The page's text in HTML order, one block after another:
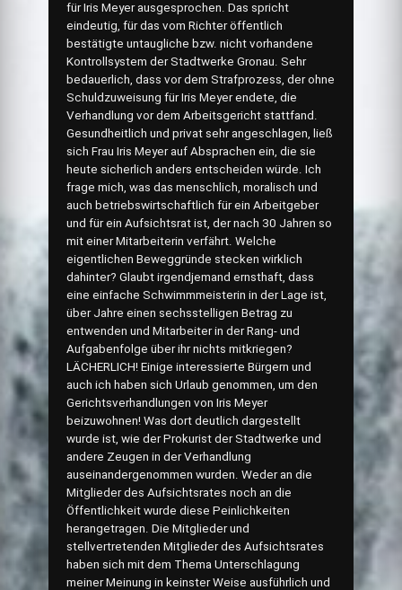
für Iris Meyer ausgesprochen. Das spricht
eindeutig, für das vom Richter öffentlich
bestätigte untaugliche bzw. nicht vorhandene
Kontrollsystem der Stadtwerke Gronau. Sehr
bedauerlich, dass vor dem Strafprozess, der ohne
Schuldzuweisung für Iris Meyer endete, die
Verhandlung vor dem Arbeitsgericht stattfand.
Gesundheitlich und privat sehr angeschlagen, ließ
sich Frau Iris Meyer auf Absprachen ein, die sie
heute sicherlich anders entscheiden würde. Ich
frage mich, was das menschlich, moralisch und
auch betriebswirtschaftlich für ein Arbeitgeber
und für ein Aufsichtsrat ist, der nach 30 Jahren so
mit einer Mitarbeiterin verfährt. Welche
eigentlichen Beweggründe stecken wirklich
dahinter? Glaubt irgendjemand ernsthaft, dass
eine einfache Schwimmmeisterin in der Lage ist,
über Jahre einen sechsstelligen Betrag zu
entwenden und Mitarbeiter in der Rang- und
Aufgabenfolge über ihr nichts mitkriegen?
LÄCHERLICH! Einige interessierte Bürgern und
auch ich haben sich Urlaub genommen, um den
Gerichtsverhandlungen von Iris Meyer
beizuwohnen! Was dort deutlich dargestellt
wurde ist, wie der Prokurist der Stadtwerke und
andere Zeugen in der Verhandlung
auseinandergenommen wurden. Weder an die
Mitglieder des Aufsichtsrates noch an die
Öffentlichkeit wurde diese Peinlichkeiten
herangetragen. Die Mitglieder und
stellvertretenden Mitglieder des Aufsichtsrates
haben sich mit dem Thema Unterschlagung
meiner Meinung in keinster Weise ausführlich und